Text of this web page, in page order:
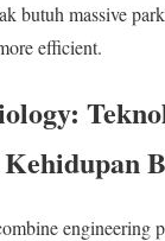
butuh massive
efficient.
engineering